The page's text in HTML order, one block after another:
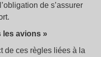
de s’assurer
les avions »
de ces règles liées à la